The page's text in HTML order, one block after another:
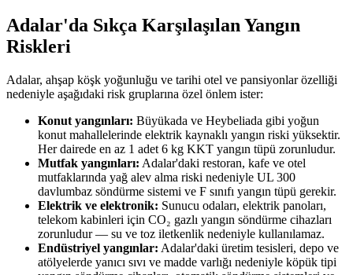
Adalar'da Sıkça Karşılaşılan Yangın
Riskleri
Adalar, ahşap köşk yoğunluğu ve tarihi otel ve pansiyonlar özelliği
nedeniyle aşağıdaki risk gruplarına özel önlem ister:
Konut yangınları: Büyükada ve Heybeliada gibi yoğun
konut mahallelerinde elektrik kaynaklı yangın riski yüksektir.
Her dairede en az 1 adet 6 kg KKT yangın tüpü zorunludur.
Mutfak yangınları: Adalar'daki restoran, kafe ve otel
mutfaklarında yağ alev alma riski nedeniyle UL 300
davlumbaz söndürme sistemi ve F sınıfı yangın tüpü gerekir.
Elektrik ve elektronik: Sunucu odaları, elektrik panoları,
telekom kabinleri için CO₂ gazlı yangın söndürme cihazları
zorunludur — su ve toz iletkenlik nedeniyle kullanılamaz.
Endüstriyel yangınlar: Adalar'daki üretim tesisleri, depo ve
atölyelerde yanıcı sıvı ve madde varlığı nedeniyle köpük tipi